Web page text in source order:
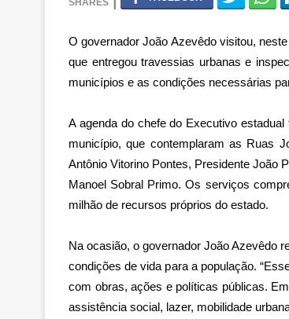
O governador João Azevêdo visitou,
que entregou travessias urbanas e
municípios e as condições necessárias
A agenda do chefe do Executivo
município, que contemplaram as Ruas
Antônio Vitorino Pontes, Presidente João
Manoel Sobral Primo. Os serviços
milhão de recursos próprios do estado.
Na ocasião, o governador João Azevêdo
condições de vida para a população.
com obras, ações e políticas públicas.
assistência social, lazer, mobilidade